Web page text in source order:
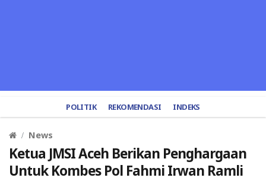
POLITIK REKOMENDASI INDEKS
News
Ketua JMSI Aceh Berikan Penghargaan
Untuk Kombes Pol Fahmi Irwan Ramli